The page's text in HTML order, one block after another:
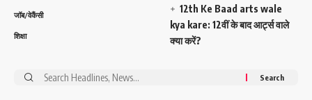
जॉब/वेकैंसी
शिक्षा
12th Ke Baad arts wale
kya kare: 12वीं के बाद आर्ट्स वाले
क्या करें?
Search